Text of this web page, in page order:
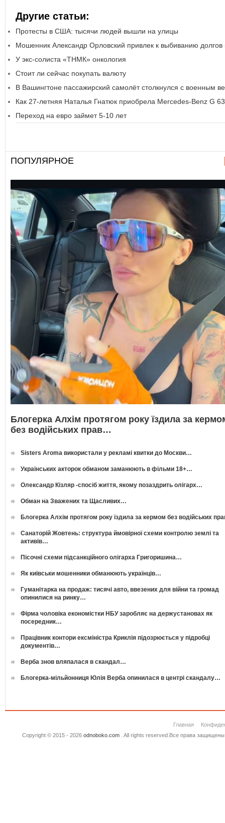
Другие статьи:
Протесты в США: тысячи людей вышли на улицы
Мошенник Александр Орловский привлек к выбиванию долгов
У экс-солиста «ТНМК» онкология
Стоит ли сейчас покупать валюту
В Вашингтоне пассажирский самолёт столкнулся с военным
Как 27-летняя Наталья Гнатюк приобрела Mercedes-Benz G
Переход на евро займет 5-10 лет
ПОПУЛЯРНОЕ
Блогерка Алхім протягом року їздила за
без водійських прав…
Sisters Aroma використали у рекламі квитки до Москви…
Українських акторок обманом заманюють в фільми 18+…
Олександр Кізляр -спосіб життя, якому позаздрить олігарх…
Обман на Зважених та Щасливих…
Блогерка Алхім протягом року їздила за кермом без водійських
Санаторій Жовтень: структура ймовірної схеми контролю землі та
активів…
Пісочні схеми підсанкційного олігарха Григоришина…
Як київськи мошенники обманюють українців…
Гуманітарка на продаж: тисячі авто, ввезених для війни та громад
опинилися на ринку…
Фірма чоловіка економістки НБУ заробляє на держустановах як
посередник…
Працівник контори ексміністра Криклія підозрюється у підробці
документів…
Верба знов вляпалася в скандал…
Блогерка-мільйонниця Юлія Верба опинилася в центрі скандалу…
Главная
Copyright © 2015 - 2026 odnoboko.com. All rights reserved.Все права защищены.